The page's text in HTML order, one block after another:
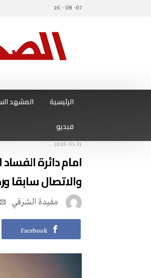
07- 08 - 26
الرئيسية المشهد
فيديو
2026-01-31
امام دائرة
والاتصال سابقا
مفيدة الشرقي
Facebook